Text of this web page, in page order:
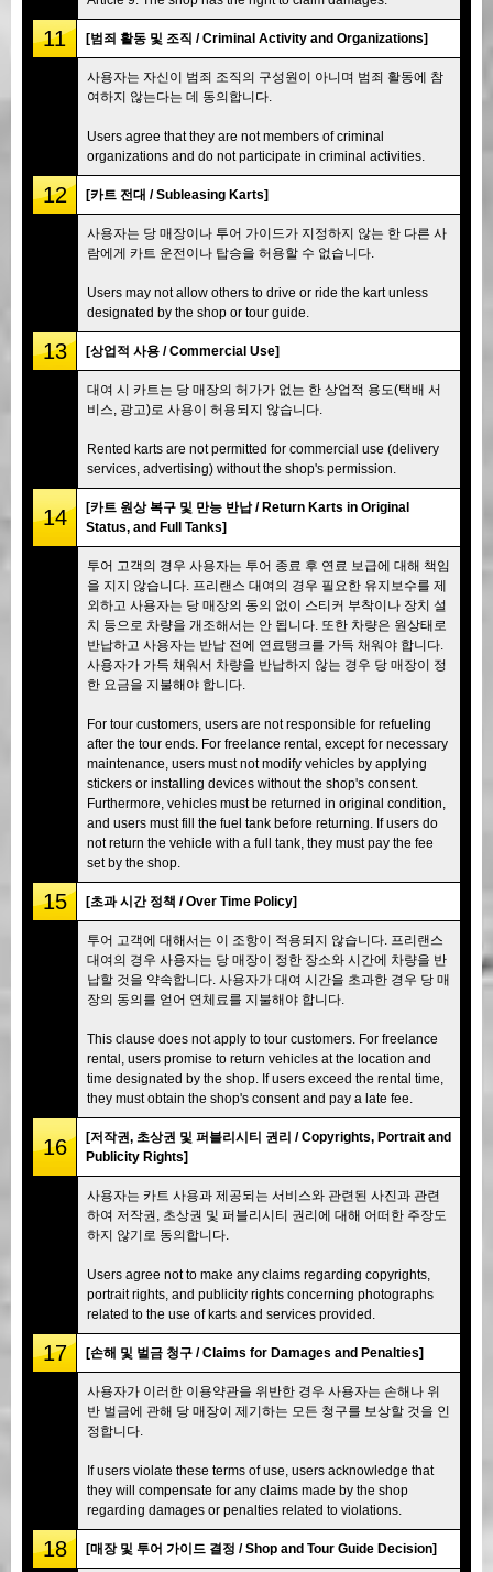
11 [범죄 활동 및 조직 / Criminal Activity and Organizations]
사용자는 자신이 범죄 조직의 구성원이 아니며 범죄 활동에 참
여하지 않는다는 데 동의합니다.
Users agree that they are not members of criminal
organizations and do not participate in criminal activities.
12 [카트 전대 / Subleasing Karts]
사용자는 당 매장이나 투어 가이드가 지정하지 않는 한 다른 사
람에게 카트 운전이나 탑승을 허용할 수 없습니다.
Users may not allow others to drive or ride the kart unless
designated by the shop or tour guide.
13 [상업적 사용 / Commercial Use]
대여 시 카트는 당 매장의 허가가 없는 한 상업적 용도(택배 서
비스, 광고)로 사용이 허용되지 않습니다.
Rented karts are not permitted for commercial use (delivery
services, advertising) without the shop's permission.
14
[카트 원상 복구 및 만능 반납 / Return Karts in Original
Status, and Full Tanks]
투어 고객의 경우 사용자는 투어 종료 후 연료 보급에 대해 책임
을 지지 않습니다. 프리랜스 대여의 경우 필요한 유지보수를 제
외하고 사용자는 당 매장의 동의 없이 스티커 부착이나 장치 설
치 등으로 차량을 개조해서는 안 됩니다. 또한 차량은 원상태로
반납하고 사용자는 반납 전에 연료탱크를 가득 채워야 합니다.
사용자가 가득 채워서 차량을 반납하지 않는 경우 당 매장이 정
한 요금을 지불해야 합니다.
For tour customers, users are not responsible for refueling
after the tour ends. For freelance rental, except for necessary
maintenance, users must not modify vehicles by applying
stickers or installing devices without the shop's consent.
Furthermore, vehicles must be returned in original condition,
and users must fill the fuel tank before returning. If users do
not return the vehicle with a full tank, they must pay the fee
set by the shop.
15 [초과 시간 정책 / Over Time Policy]
투어 고객에 대해서는 이 조항이 적용되지 않습니다. 프리랜스
대여의 경우 사용자는 당 매장이 정한 장소와 시간에 차량을 반
납할 것을 약속합니다. 사용자가 대여 시간을 초과한 경우 당 매
장의 동의를 얻어 연체료를 지불해야 합니다.
This clause does not apply to tour customers. For freelance
rental, users promise to return vehicles at the location and
time designated by the shop. If users exceed the rental time,
they must obtain the shop's consent and pay a late fee.
16
[저작권, 초상권 및 퍼블리시티 권리 / Copyrights, Portrait and
Publicity Rights]
사용자는 카트 사용과 제공되는 서비스와 관련된 사진과 관련
하여 저작권, 초상권 및 퍼블리시티 권리에 대해 어떠한 주장도
하지 않기로 동의합니다.
Users agree not to make any claims regarding copyrights,
portrait rights, and publicity rights concerning photographs
related to the use of karts and services provided.
17 [손해 및 벌금 청구 / Claims for Damages and Penalties]
사용자가 이러한 이용약관을 위반한 경우 사용자는 손해나 위
반 벌금에 관해 당 매장이 제기하는 모든 청구를 보상할 것을 인
정합니다.
If users violate these terms of use, users acknowledge that
they will compensate for any claims made by the shop
regarding damages or penalties related to violations.
18 [매장 및 투어 가이드 결정 / Shop and Tour Guide Decision]